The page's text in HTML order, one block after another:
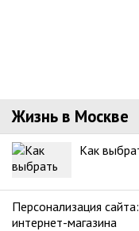
Жизнь в Москве
Как
Персонализация
интернет-магазина